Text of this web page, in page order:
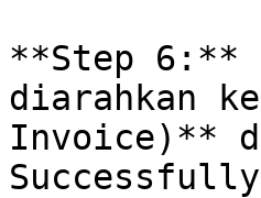
**Step 6:**
diarahkan
Invoice)**